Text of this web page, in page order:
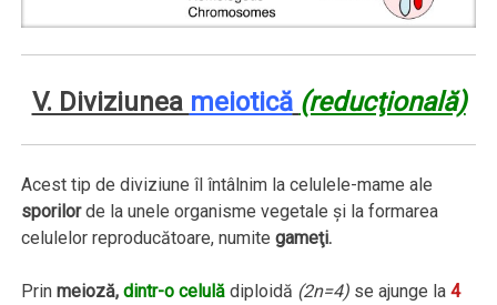
V. Diviziunea meiotică (reducţională)
Acest tip de diviziune îl întâlnim la celulele-mame ale
sporilorde la unele organisme vegetale şi la formarea
celulelor reproducătoare, numitegameţi.
Prinmeioză, dintr-o celulă diploidă (2n=4) se ajunge la4